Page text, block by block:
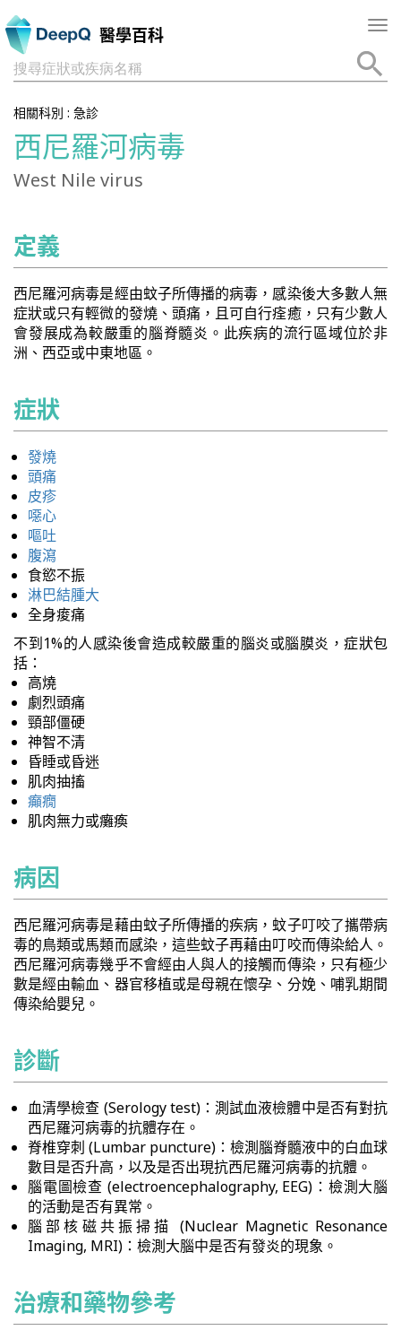
醫學百科
搜尋症狀或疾病名稱
相關科別 : 急診
西尼羅河病毒
West Nile virus
定義
西尼羅河病毒是經由蚊子所傳播的病毒，感染後大多數人無
症狀或只有輕微的發燒、頭痛，且可自行痊癒，只有少數人
會發展成為較嚴重的腦脊髓炎。此疾病的流行區域位於非
洲、西亞或中東地區。
症狀
發燒
頭痛
皮疹
噁心
嘔吐
腹瀉
食慾不振
淋巴結腫大
全身痠痛
不到1%的人感染後會造成較嚴重的腦炎或腦膜炎，症狀包
括：
高燒
劇烈頭痛
頸部僵硬
神智不清
昏睡或昏迷
肌肉抽搐
癲癇
肌肉無力或癱瘓
病因
西尼羅河病毒是藉由蚊子所傳播的疾病，蚊子叮咬了攜帶病
毒的鳥類或馬類而感染，這些蚊子再藉由叮咬而傳染給人。
西尼羅河病毒幾乎不會經由人與人的接觸而傳染，只有極少
數是經由輸血、器官移植或是母親在懷孕、分娩、哺乳期間
傳染給嬰兒。
診斷
血清學檢查 (Serology test)：測試血液檢體中是否有對抗
西尼羅河病毒的抗體存在。
脊椎穿刺 (Lumbar puncture)：檢測腦脊髓液中的白血球
數目是否升高，以及是否出現抗西尼羅河病毒的抗體。
腦電圖檢查 (electroencephalography, EEG)：檢測大腦
的活動是否有異常。
腦部核磁共振掃描 (Nuclear Magnetic Resonance
Imaging, MRI)：檢測大腦中是否有發炎的現象。
治療和藥物參考